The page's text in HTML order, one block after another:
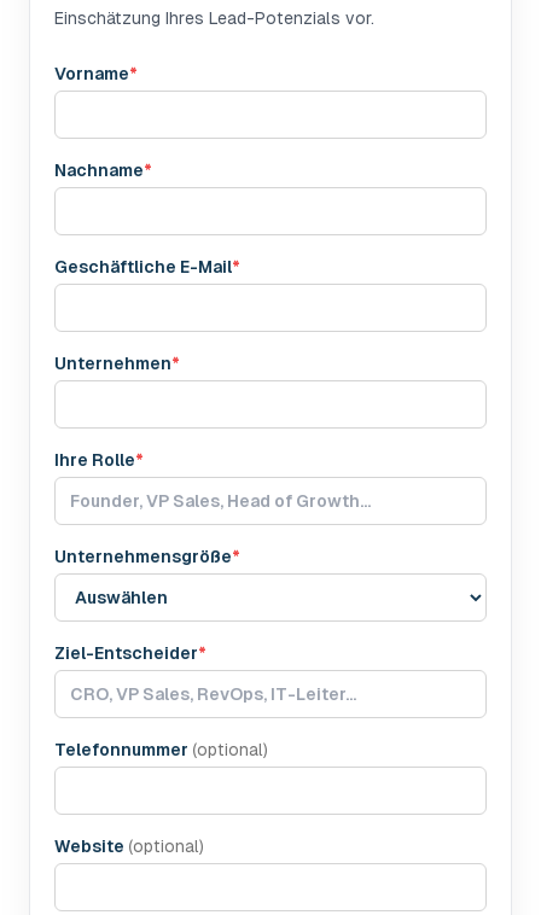
Einschätzung Ihres Lead-Potenzials vor.
Vorname*
Nachname*
Geschäftliche E-Mail*
Unternehmen*
Ihre Rolle*
Unternehmensgröße*
Ziel-Entscheider*
Telefonnummer (optional)
Website (optional)